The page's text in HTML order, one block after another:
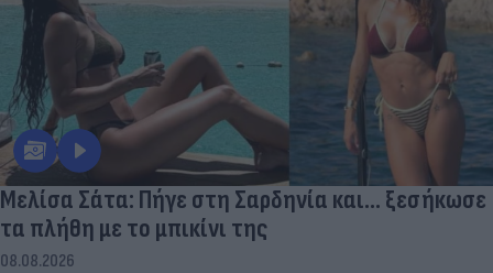
Μελίσα Σάτα: Πήγε στη Σαρδηνία και... ξεσήκωσε
τα πλήθη με το μπικίνι της
08.08.2026